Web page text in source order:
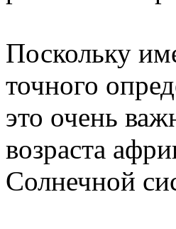
Поскольку
точного
это очень
возраста
Солнечной